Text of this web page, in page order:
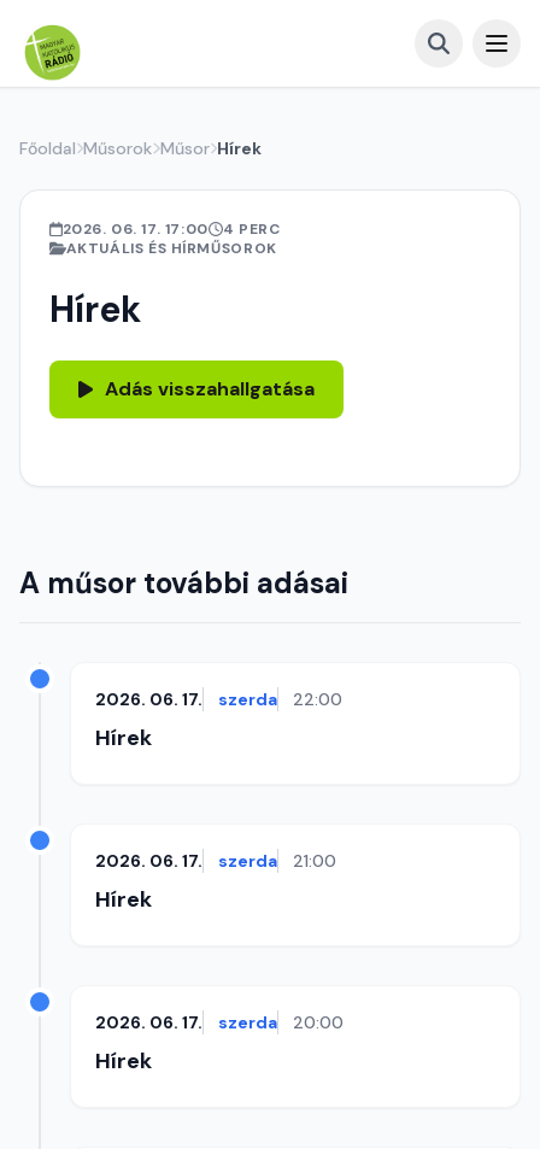
Főoldal Műsorok Műsor Hírek
2026. 06. 17. 17:00
4 PERC
AKTUÁLIS ÉS HÍRMŰSOROK
Hírek
Adás visszahallgatása
A műsor további adásai
2026. 06. 17. szerda 22:00
Hírek
2026. 06. 17. szerda 21:00
Hírek
2026. 06. 17. szerda 20:00
Hírek